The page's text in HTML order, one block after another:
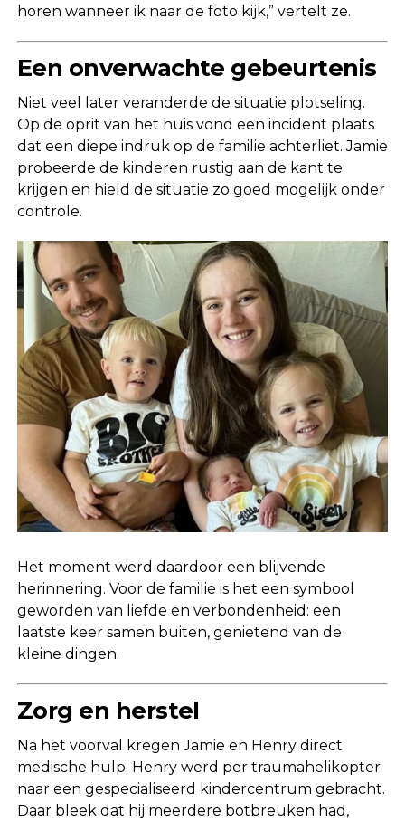
horen wanneer ik naar de foto kijk,” vertelt ze.
Een onverwachte gebeurtenis
Niet veel later veranderde de situatie plotseling.
Op de oprit van het huis vond een incident plaats
dat een diepe indruk op de familie achterliet. Jamie
probeerde de kinderen rustig aan de kant te
krijgen en hield de situatie zo goed mogelijk onder
controle.
Het moment werd daardoor een blijvende
herinnering. Voor de familie is het een symbool
geworden van liefde en verbondenheid: een
laatste keer samen buiten, genietend van de
kleine dingen.
Zorg en herstel
Na het voorval kregen Jamie en Henry direct
medische hulp. Henry werd per traumahelikopter
naar een gespecialiseerd kindercentrum gebracht.
Daar bleek dat hij meerdere botbreuken had,